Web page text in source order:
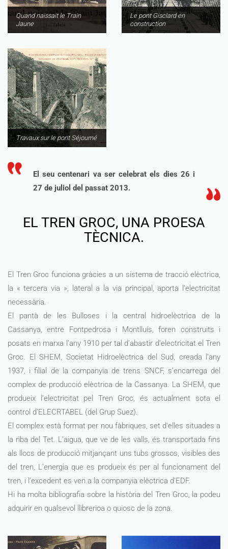
Quand naissait le Train
Jaune
Le pont Gisclard en
construction
Travaux sur le pont Séjourné
El seu centenari va ser celebrat els dies 26 i
27 de juliol del passat 2013.
EL TREN GROC, UNA PROESA
TÈCNICA.
El Tren Groc funciona gràcies a un sistema de tracció elèctrica,
la « tercera via », lateral a la via principal, aporta l’electricitat
necessària.
El pantà de les Bulloses i la central hidroelèctrica de la
Cassanya, entre Fontpedrosa i Montlluís, foren construits i
posats en marxa l’any 1910 per tal d’abastir d’electricitat el Tren
Groc. El SHEM, Societat Hidroelèctrica del Sud, creada l’any
1937, i filial de la companyia de trens SNCF, s’encarrega del
complex de producció elèctrica de la Cassanya. La SHEM, que
produeix l’electricitat pel Tren Groc, és actualment sota el
control d’ELECRTABEL (del Grup Suez).
El complex està format per nou fàbriques, set d’elles situades a
la riba del Tet. L’aigua, que ve de les valls, és transportada fins
als llocs de producció mitjançant uns tubs grossos, visibles des
del tren, L’energia que es produeix és per al funcionament del
tren, i l’excedent es ven a la companyia elèctrica d’EDF.
Hi ha molta bibliografia sobre la història del Tren Groc, la podeu
adquirir en qualsevol llibrerioa o quiosc de la zona.